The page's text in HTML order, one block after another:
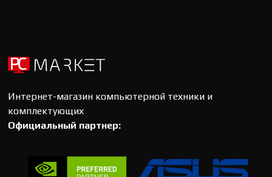
Интернет-магазин компьютерной техники и
комплектующих
Официальный партнер: